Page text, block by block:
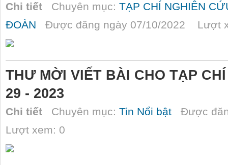
Chi tiết Chuyên mục: TẠP CHÍ NGHIÊN
ĐOÀN Được đăng ngày 07/10/2022 Lượt
THƯ MỜI VIẾT BÀI CHO TẠP
29 - 2023
Chi tiết Chuyên mục: Tin Nổi bật Được
Lượt xem: 0